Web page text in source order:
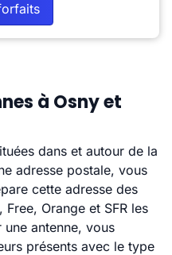
à Osny et
dans et autour de la
adresse postale, vous
cette adresse des
Orange et SFR les
antenne, vous
présents avec le type